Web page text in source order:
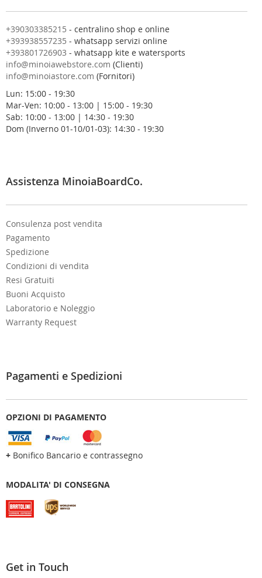
n
o
s
t
r
a
e
w
s
l
e
:
+390303385215 - centralino shop e online
+393938557235 - whatsapp servizi online
+393801726903 - whatsapp kite e watersports
info@minoiawebstore.com (Clienti)
info@minoiastore.com (Fornitori)
Lun: 15:00 - 19:30
Mar-Ven: 10:00 - 13:00 | 15:00 - 19:30
Sab: 10:00 - 13:00 | 14:30 - 19:30
Dom (Inverno 01-10/01-03): 14:30 - 19:30
Assistenza MinoiaBoardCo.
Consulenza post vendita
Pagamento
Spedizione
Condizioni di vendita
Resi Gratuiti
Buoni Acquisto
Laboratorio e Noleggio
Warranty Request
Pagamenti e Spedizioni
OPZIONI DI PAGAMENTO
+ Bonifico Bancario e contrassegno
MODALITA' DI CONSEGNA
Get in Touch